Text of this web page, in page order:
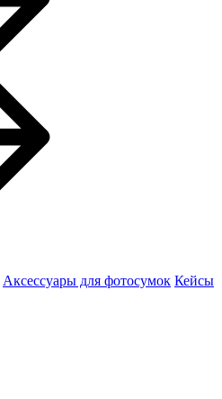
Аксессуары для фотосумок Кейсы